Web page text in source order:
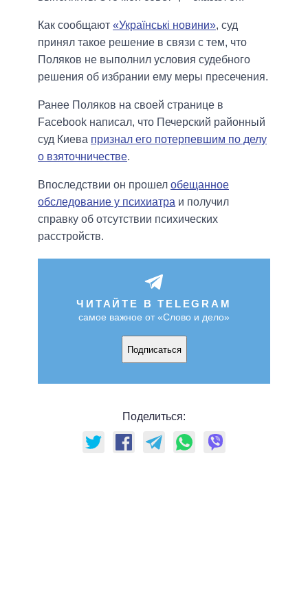
Как сообщают «Українські новини», суд
принял такое решение в связи с тем, что
Поляков не выполнил условия судебного
решения об избрании ему меры пресечения.
Ранее Поляков на своей странице в
Facebook написал, что Печерский районный
суд Киева признал его потерпевшим по делу
о взяточничестве.
Впоследствии он прошел обещанное
обследование у психиатра и получил
справку об отсутствии психических
расстройств.
ЧИТАЙТЕ В TELEGRAM
самое важное от «Слово и дело»
Подписаться
Поделиться: